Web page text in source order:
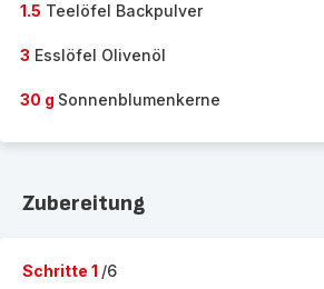
1.5 Teelöfel Backpulver
3 Esslöfel Olivenöl
30 g Sonnenblumenkerne
Zubereitung
Schritte 1 /6